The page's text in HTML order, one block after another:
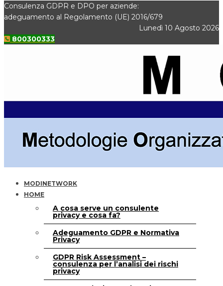
Consulenza GDPR e DPO per aziende:
adeguamento al Regolamento (UE) 2016/679
Lunedì 10 Agosto 2026
800300333
MODINETWORK
HOME
A cosa serve un consulente
privacy e cosa fa?
Adeguamento GDPR e Normativa
Privacy
GDPR Risk Assessment –
consulenza per l’analisi dei rischi
privacy